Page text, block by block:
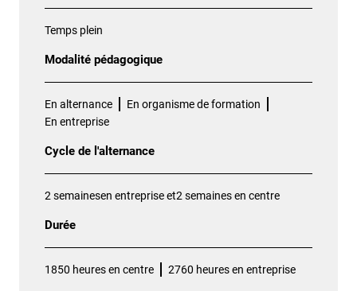
Temps plein
Modalité pédagogique
En alternance
En organisme de formation
En entreprise
Cycle de l'alternance
2 semainesen entreprise et2 semaines en centre
Durée
1850 heures en centre 2760 heures en entreprise